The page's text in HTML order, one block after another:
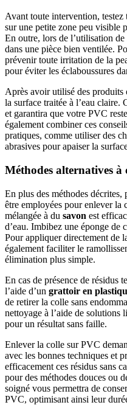
Avant toute intervention,
sur une petite zone peu visible
En outre, lors de l’utilisation
dans une pièce bien ventilée.
prévenir toute irritation de la
pour éviter les éclaboussures
Après avoir utilisé des
la surface traitée à l’eau claire.
et garantira que votre PVC
également combiner ces
pratiques, comme utiliser des
abrasives pour apaiser la
Méthodes alternatives à
En plus des méthodes décrites,
être employées pour enlever la
mélangée à du savon est
d’eau. Imbibez une éponge de
Pour appliquer directement de
également faciliter le
élimination plus simple.
En cas de présence de résidus
l’aide d’un grattoir en
de retirer la colle sans
nettoyage à l’aide de solutions
pour un résultat sans faille.
Enlever la colle sur PVC
avec les bonnes techniques et
efficacement ces résidus sans
pour des méthodes douces ou
soigné vous permettra de
PVC, optimisant ainsi leur